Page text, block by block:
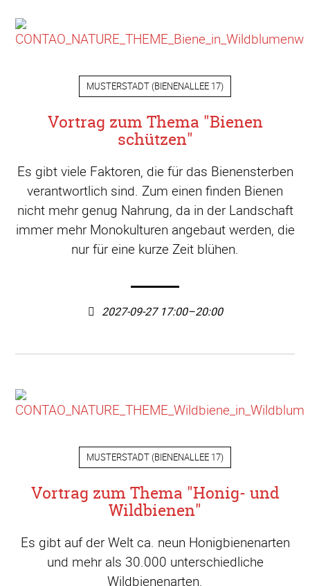
MUSTERSTADT (BIENENALLEE 17)
Vortrag zum Thema "Bienen
schützen"
Es gibt viele Faktoren, die für das Bienensterben
verantwortlich sind. Zum einen finden Bienen
nicht mehr genug Nahrung, da in der Landschaft
immer mehr Monokulturen angebaut werden, die
nur für eine kurze Zeit blühen.
2027-09-27 17:00–20:00
MUSTERSTADT (BIENENALLEE 17)
Vortrag zum Thema "Honig- und
Wildbienen"
Es gibt auf der Welt ca. neun Honigbienenarten
und mehr als 30.000 unterschiedliche
Wildbienenarten.